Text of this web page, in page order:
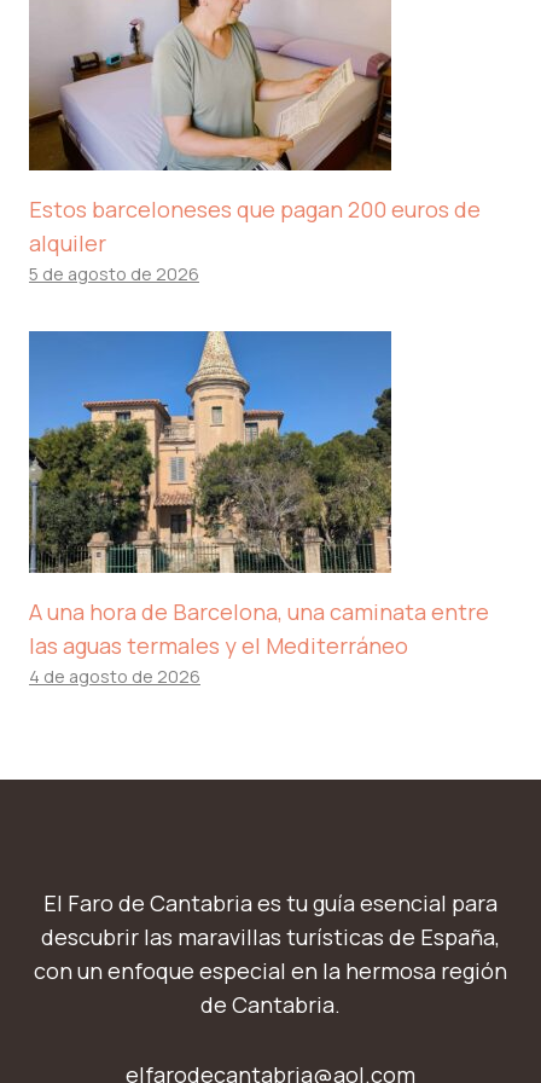
Estos barceloneses que pagan 200 euros de
alquiler
5 de agosto de 2026
A una hora de Barcelona, ​​una caminata entre
las aguas termales y el Mediterráneo
4 de agosto de 2026
El Faro de Cantabria es tu guía esencial para
descubrir las maravillas turísticas de España,
con un enfoque especial en la hermosa región
de Cantabria.
elfarodecantabria@aol.com